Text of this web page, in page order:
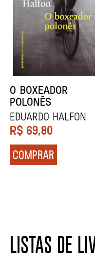
DENTES
Zadie Smith
R$ 129,90
COMPRAR
LISTAS DE